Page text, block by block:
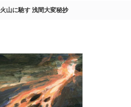
火山に馳す 浅間大変秘抄